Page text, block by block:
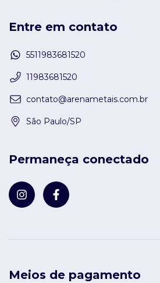
Entre em contato
5511983681520
11983681520
contato@arenametais.com.br
São Paulo/SP
Permaneça conectado
Meios de pagamento